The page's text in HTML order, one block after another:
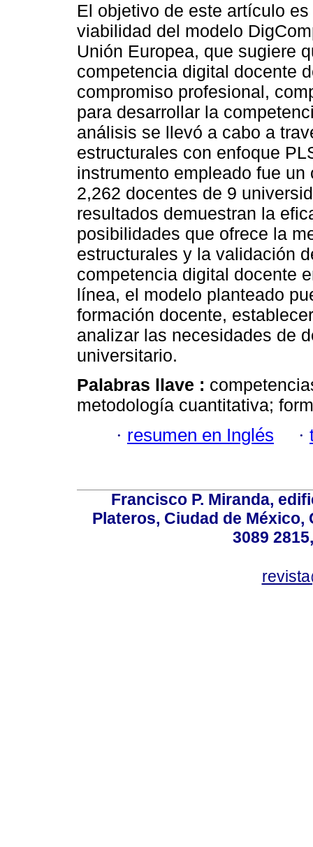
El objetivo de este artículo
viabilidad del modelo
Unión Europea, que sugiere
competencia digital docente
compromiso profesional,
para desarrollar la
análisis se llevó a cabo a
estructurales con enfoque
instrumento empleado fue
2,262 docentes de 9
resultados demuestran la
posibilidades que ofrece la
estructurales y la validación
competencia digital docente
línea, el modelo planteado
formación docente,
analizar las necesidades de
universitario.
Palabras llave :
metodología cuantitativa;
· resumen en Inglés ·
Francisco P. Miranda,
Plateros, Ciudad de México,
3089